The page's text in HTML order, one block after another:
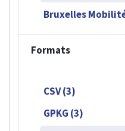
Bruxelles
Formats
CSV (3)
GPKG (3)